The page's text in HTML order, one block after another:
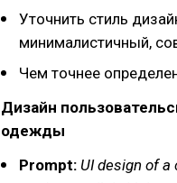
Уточнить стиль
минималистичный,
Чем точнее
Дизайн
одежды
Prompt: UI design of a